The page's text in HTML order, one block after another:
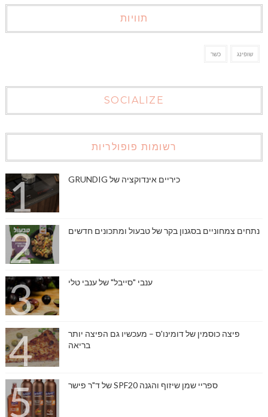
תוויות
כשר שופינג
SOCIALIZE
רשומות פופולריות
כיריים אינדוקציה של GRUNDIG
נתחים צמחוניים בסגנון בקר של טבעול ומתכונים חדשים
ענבי "סייבל" של ענבי טלי
פיצה כוסמין של דומינו'ס – מעכשיו גם הפיצה יותר
בריאה
ספריי שמן שיזוף והגנה SPF20 של ד"ר פישר